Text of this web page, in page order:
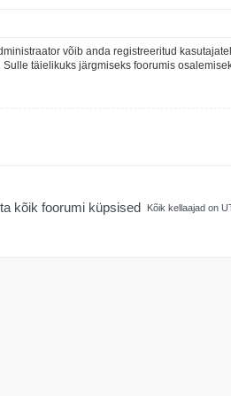
võib anda registreeritud
täielikuks järgmiseks foorumis
Kõik kellaajad on
kõik foorumi küpsised